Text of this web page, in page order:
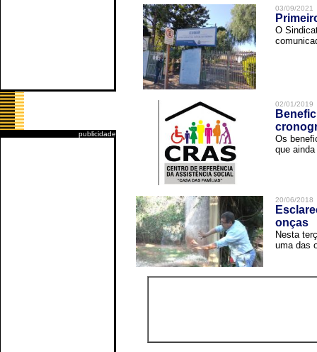
publicidade
03/09/2021
O
02/01/2019
Os
que
20/06/2018
onças
Nesta
uma das